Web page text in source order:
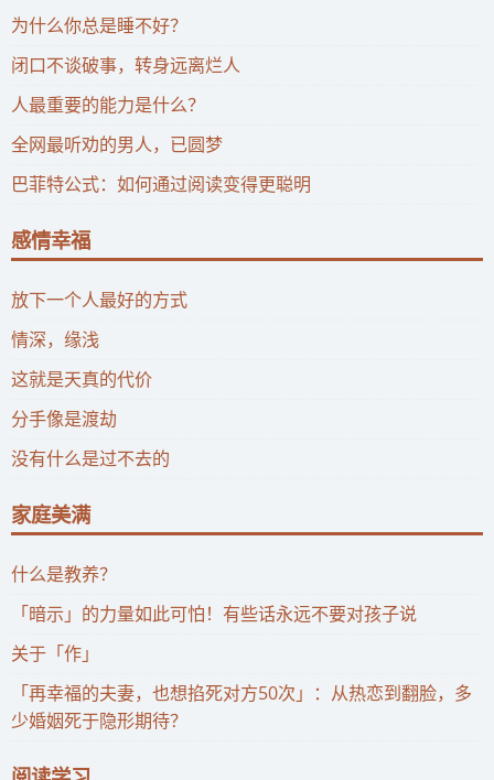
为什么你总是睡不好？
闭口不谈破事，转身远离烂人
人最重要的能力是什么？
全网最听劝的男人，已圆梦
巴菲特公式：如何通过阅读变得更聪明
感情幸福
放下一个人最好的方式
情深，缘浅
这就是天真的代价
分手像是渡劫
没有什么是过不去的
家庭美满
什么是教养？
「暗示」的力量如此可怕！有些话永远不要对孩子说
关于「作」
「再幸福的夫妻，也想掐死对方50次」：从热恋到翻脸，多
少婚姻死于隐形期待？